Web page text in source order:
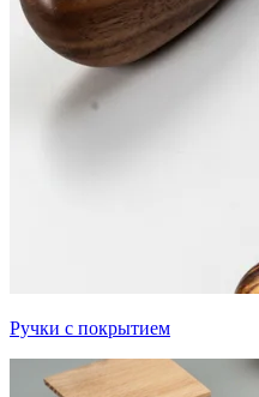
Ручки с покрытием